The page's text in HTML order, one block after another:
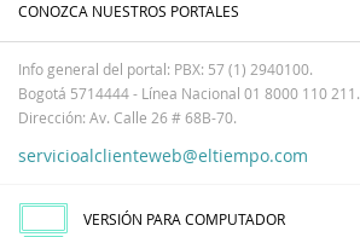
CONOZCA NUESTROS PORTALES
Info general del portal: PBX: 57 (1) 2940100.
Bogotá 5714444 - Línea Nacional 01 8000 110 211.
Dirección: Av. Calle 26 # 68B-70.
servicioalclienteweb@eltiempo.com
VERSIÓN PARA COMPUTADOR